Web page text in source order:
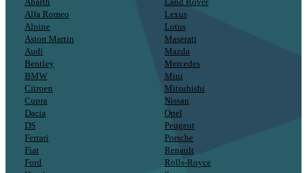
Alfa Romeo
Alpine
Aston Martin
Audi
Bentley
BMW
Citroen
Cupra
Dacia
DS
Ferrari
Fiat
Ford
Lexus
Lotus
Maserati
Mazda
Mercedes
Mini
Mitsubishi
Nissan
Opel
Peugeot
Porsche
Renault
Rolls-Royce